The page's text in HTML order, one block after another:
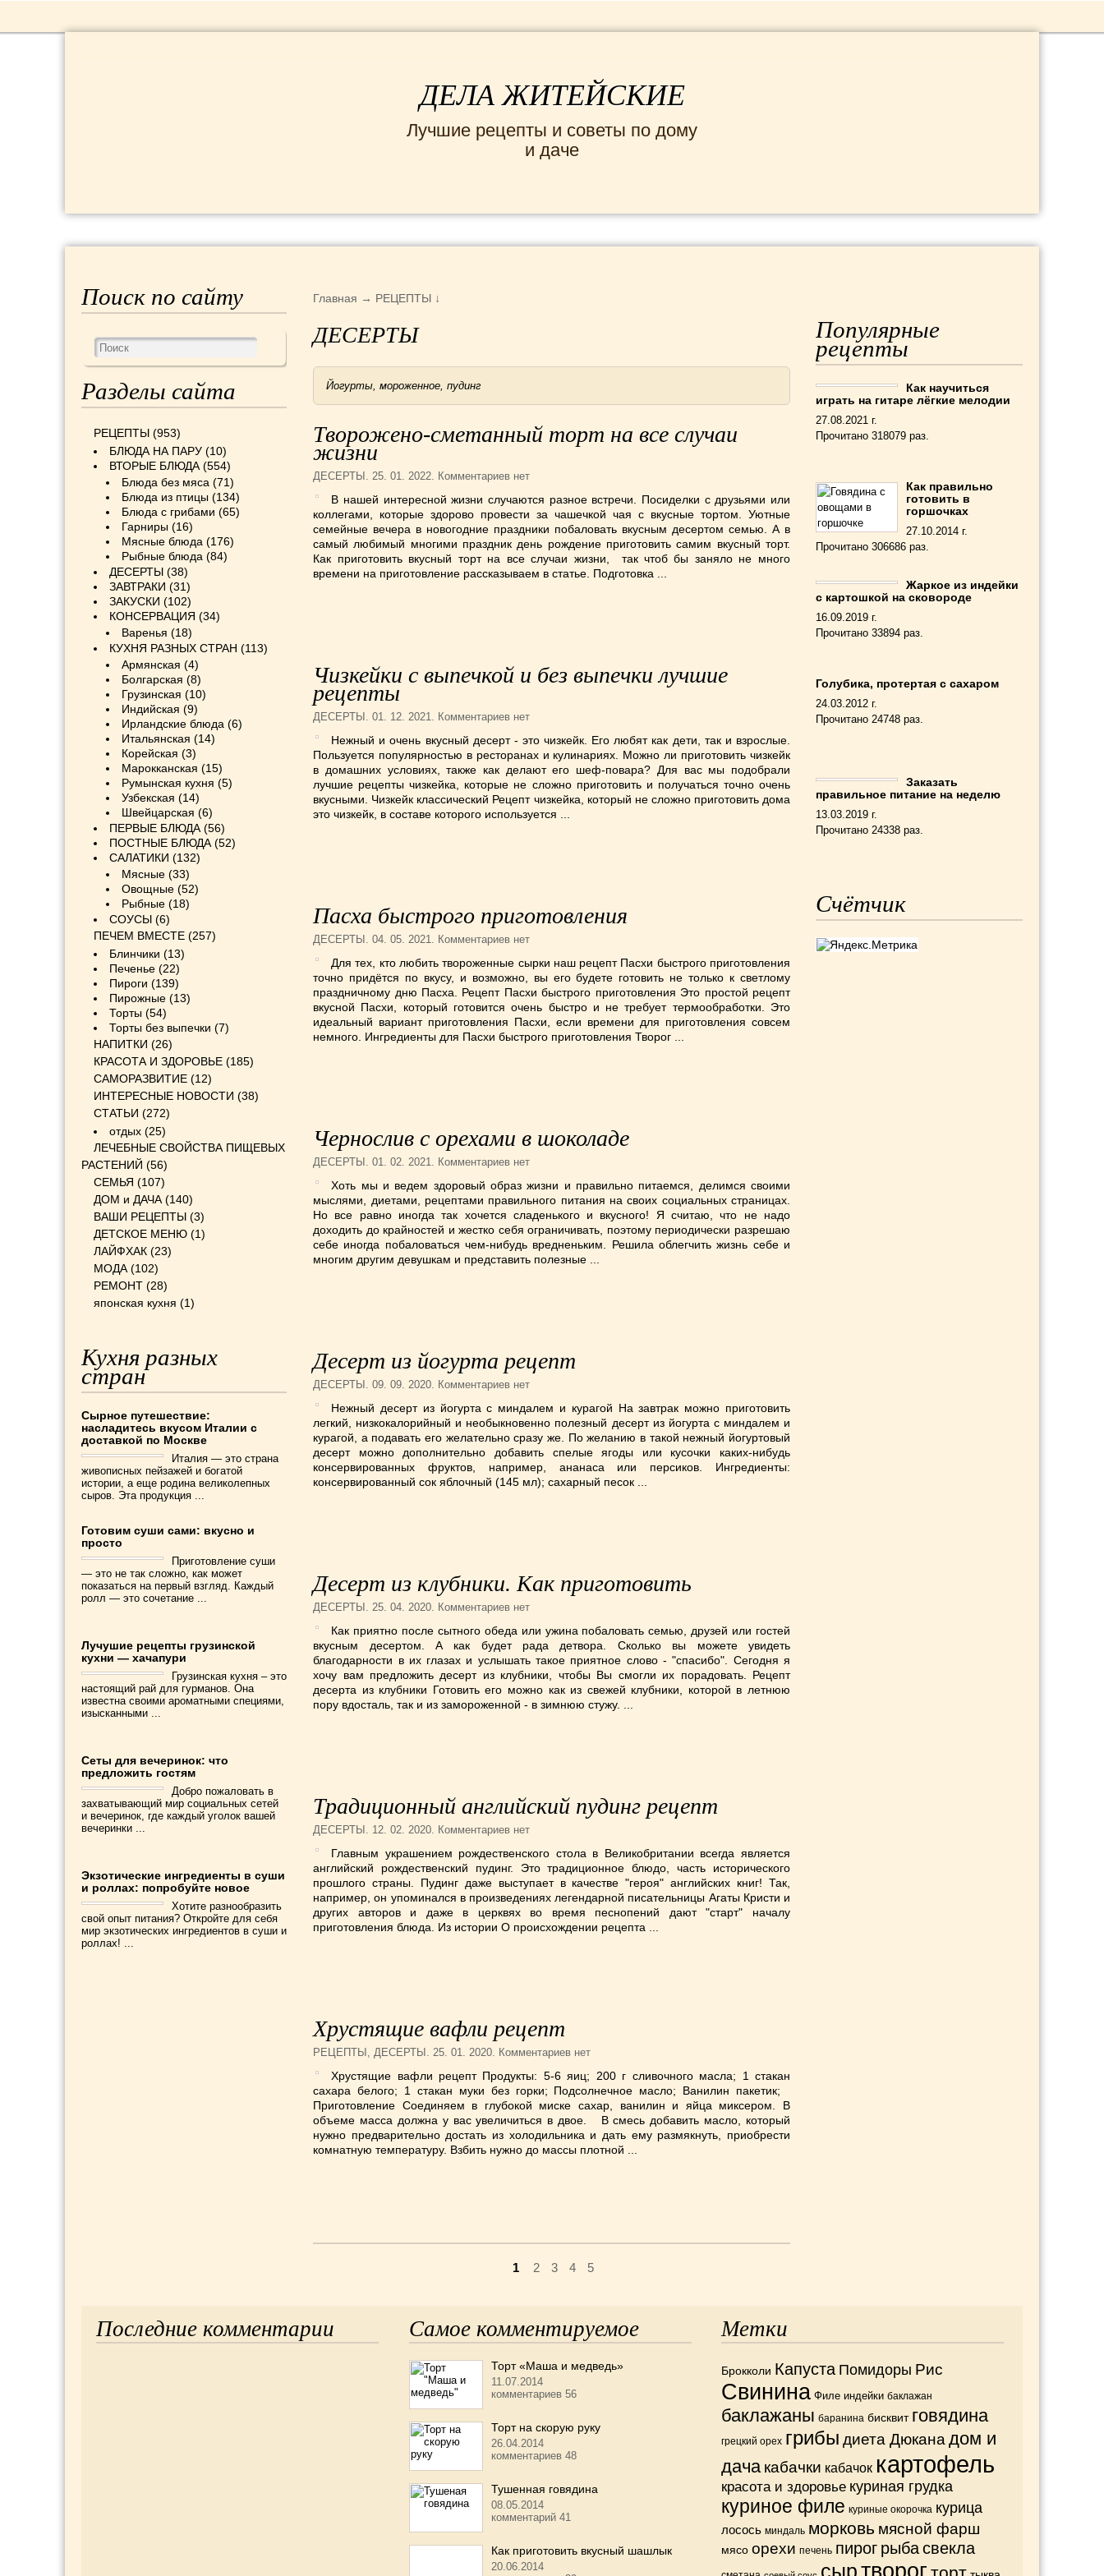
ДЕЛА ЖИТЕЙСКИЕ
Лучшие рецепты и советы по дому
и даче
Главная → РЕЦЕПТЫ ↓
ДЕСЕРТЫ
Йогурты, мороженное, пудинг
Творожено-сметанный торт на все случаи
жизни
ДЕСЕРТЫ . 25. 01. 2022. Комментариев нет
В нашей интересной жизни случаются разное встречи. Посиделки с друзьями или
коллегами, которые здорово провести за чашечкой чая с вкусные тортом. Уютные
семейные вечера в новогодние праздники побаловать вкусным десертом семью. А в
самый любимый многими праздник день рождение приготовить самим вкусный торт.
Как приготовить вкусный торт на все случаи жизни, так чтоб бы заняло не много
времени на приготовление рассказываем в статье. Подготовка ...
Чизкейки с выпечкой и без выпечки лучшие
рецепты
ДЕСЕРТЫ . 01. 12. 2021. Комментариев нет
Нежный и очень вкусный десерт - это чизкейк. Его любят как дети, так и взрослые.
Пользуется популярностью в ресторанах и кулинариях. Можно ли приготовить чизкейк
в домашних условиях, также как делают его шеф-повара? Для вас мы подобрали
лучшие рецепты чизкейка, которые не сложно приготовить и получаться точно очень
вкусными. Чизкейк классический Рецепт чизкейка, который не сложно приготовить дома
это чизкейк, в составе которого используется ...
Пасха быстрого приготовления
ДЕСЕРТЫ . 04. 05. 2021. Комментариев нет
Для тех, кто любить твороженные сырки наш рецепт Пасхи быстрого приготовления
точно придётся по вкусу, и возможно, вы его будете готовить не только к светлому
праздничному дню Пасха. Рецепт Пасхи быстрого приготовления Это простой рецепт
вкусной Пасхи, который готовится очень быстро и не требует термообработки. Это
идеальный вариант приготовления Пасхи, если времени для приготовления совсем
немного. Ингредиенты для Пасхи быстрого приготовления Творог ...
Чернослив с орехами в шоколаде
ДЕСЕРТЫ . 01. 02. 2021. Комментариев нет
Хоть мы и ведем здоровый образ жизни и правильно питаемся, делимся своими
мыслями, диетами, рецептами правильного питания на своих социальных страницах.
Но все равно иногда так хочется сладенького и вкусного! Я считаю, что не надо
доходить до крайностей и жестко себя ограничивать, поэтому периодически разрешаю
себе иногда побаловаться чем-нибудь вредненьким. Решила облегчить жизнь себе и
многим другим девушкам и представить полезные ...
Десерт из йогурта рецепт
ДЕСЕРТЫ . 09. 09. 2020. Комментариев нет
Нежный десерт из йогурта с миндалем и курагой На завтрак можно приготовить
легкий, низкокалорийный и необыкновенно полезный десерт из йогурта с миндалем и
курагой, а подавать его желательно сразу же. По желанию в такой нежный йогуртовый
десерт можно дополнительно добавить спелые ягоды или кусочки каких-нибудь
консервированных фруктов, например, ананаса или персиков. Ингредиенты:
консервированный сок яблочный (145 мл); сахарный песок ...
Десерт из клубники. Как приготовить
ДЕСЕРТЫ . 25. 04. 2020. Комментариев нет
Как приятно после сытного обеда или ужина побаловать семью, друзей или гостей
вкусным десертом. А как будет рада детвора. Сколько вы можете увидеть
благодарности в их глазах и услышать такое приятное слово - "спасибо". Сегодня я
хочу вам предложить десерт из клубники, чтобы Вы смогли их порадовать. Рецепт
десерта из клубники Готовить его можно как из свежей клубники, которой в летнюю
пору вдосталь, так и из замороженной - в зимнюю стужу. ...
Традиционный английский пудинг рецепт
ДЕСЕРТЫ . 12. 02. 2020. Комментариев нет
Главным украшением рождественского стола в Великобритании всегда является
английский рождественский пудинг. Это традиционное блюдо, часть исторического
прошлого страны. Пудинг даже выступает в качестве "героя" английских книг! Так,
например, он упоминался в произведениях легендарной писательницы Агаты Кристи и
других авторов и даже в церквях во время песнопений дают "старт" началу
приготовления блюда. Из истории О происхождении рецепта ...
Хрустящие вафли рецепт
РЕЦЕПТЫ ,ДЕСЕРТЫ . 25. 01. 2020. Комментариев нет
Хрустящие вафли рецепт Продукты: 5-6 яиц; 200 г сливочного масла; 1 стакан
сахара белого; 1 стакан муки без горки; Подсолнечное масло; Ванилин пакетик;
Приготовление Соединяем в глубокой миске сахар, ванилин и яйца миксером. В
объеме масса должна у вас увеличиться в двое. В смесь добавить масло, который
нужно предварительно достать из холодильника и дать ему размякнуть, приобрести
комнатную температуру. Взбить нужно до массы плотной ...
1 2 3 4 5
Поиск по сайту
Разделы сайта
РЕЦЕПТЫ (953)
БЛЮДА НА ПАРУ (10)
ВТОРЫЕ БЛЮДА (554)
Блюда без мяса (71)
Блюда из птицы (134)
Блюда с грибами (65)
Гарниры (16)
Мясные блюда (176)
Рыбные блюда (84)
ДЕСЕРТЫ (38)
ЗАВТРАКИ (31)
ЗАКУСКИ (102)
КОНСЕРВАЦИЯ (34)
Варенья (18)
КУХНЯ РАЗНЫХ СТРАН (113)
Армянская (4)
Болгарская (8)
Грузинская (10)
Индийская (9)
Ирландские блюда (6)
Итальянская (14)
Корейская (3)
Марокканская (15)
Румынская кухня (5)
Узбекская (14)
Швейцарская (6)
ПЕРВЫЕ БЛЮДА (56)
ПОСТНЫЕ БЛЮДА (52)
САЛАТИКИ (132)
Мясные (33)
Овощные (52)
Рыбные (18)
СОУСЫ (6)
ПЕЧЕМ ВМЕСТЕ (257)
Блинчики (13)
Печенье (22)
Пироги (139)
Пирожные (13)
Торты (54)
Торты без выпечки (7)
НАПИТКИ (26)
КРАСОТА И ЗДОРОВЬЕ (185)
САМОРАЗВИТИЕ (12)
ИНТЕРЕСНЫЕ НОВОСТИ (38)
СТАТЬИ (272)
отдых (25)
ЛЕЧЕБНЫЕ СВОЙСТВА ПИЩЕВЫХ
РАСТЕНИЙ (56)
СЕМЬЯ (107)
ДОМ и ДАЧА (140)
ВАШИ РЕЦЕПТЫ (3)
ДЕТСКОЕ МЕНЮ (1)
ЛАЙФХАК (23)
МОДА (102)
РЕМОНТ (28)
японская кухня (1)
Кухня разных
стран
Сырное путешествие:
насладитесь вкусом Италии с
доставкой по Москве
Италия — это страна
живописных пейзажей и богатой
истории, а еще родина великолепных
сыров. Эта продукция ...
Готовим суши сами: вкусно и
просто
Приготовление суши
— это не так сложно, как может
показаться на первый взгляд. Каждый
ролл — это сочетание ...
Лучушие рецепты грузинской
кухни — хачапури
Грузинская кухня – это
настоящий рай для гурманов. Она
известна своими ароматными специями,
изысканными ...
Сеты для вечеринок: что
предложить гостям
Добро пожаловать в
захватывающий мир социальных сетей
и вечеринок, где каждый уголок вашей
вечеринки ...
Экзотические ингредиенты в суши
и роллах: попробуйте новое
Хотите разнообразить
свой опыт питания? Откройте для себя
мир экзотических ингредиентов в суши и
роллах! ...
Популярные
рецепты
Как научиться
играть на гитаре лёгкие мелодии
27.08.2021 г.
Прочитано 318079 раз.
Как правильно
готовить в
горшочках
27.10.2014 г.
Прочитано 306686 раз.
Жаркое из индейки
с картошкой на сковороде
16.09.2019 г.
Прочитано 33894 раз.
Голубика, протертая с сахаром
24.03.2012 г.
Прочитано 24748 раз.
Заказать
правильное питание на неделю
13.03.2019 г.
Прочитано 24338 раз.
Счётчик
Последние комментарии Самое комментируемое
Торт «Маша и медведь»
11.07.2014
комментариев 56
Торт на скорую руку
26.04.2014
комментариев 48
Тушенная говядина
08.05.2014
комментарий 41
Как приготовить вкусный шашлык
20.06.2014
Метки
Брокколи Капуста Помидоры Рис
Свинина Филе индейки баклажан
баклажаны баранина бисквит говядина
грецкий орех грибы диета Дюкана дом и
дача кабачки кабачок картофель
красота и здоровье куриная грудка
куриное филе куриные окорочка курица
лосось миндаль морковь мясной фарш
мясо орехи печень пирог рыбасвекла
сыртворог